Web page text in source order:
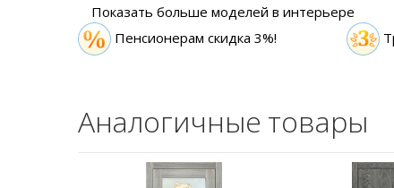
Показать больше моделей в интерьере
Пенсионерам скидка 3%!
Аналогичные товары